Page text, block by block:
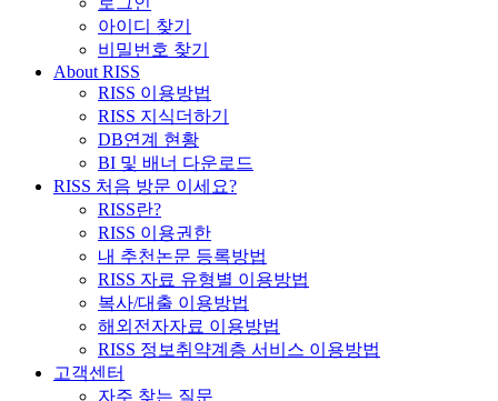
아이디 찾기
비밀번호 찾기
About RISS
RISS 이용방법
RISS 지식더하기
DB연계 현황
BI 및 배너 다운로드
RISS 처음 방문 이세요?
RISS란?
RISS 이용권한
내 추천논문 등록방법
RISS 자료 유형별 이용방법
복사/대출 이용방법
해외전자자료 이용방법
RISS 정보취약계층 서비스 이용방법
고객센터
자주 찾는 질문